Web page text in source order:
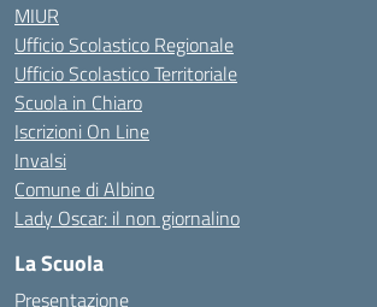
MIUR
Ufficio Scolastico Regionale
Ufficio Scolastico Territoriale
Scuola in Chiaro
Iscrizioni On Line
Invalsi
Comune di Albino
Lady Oscar: il non giornalino
La Scuola
Presentazione